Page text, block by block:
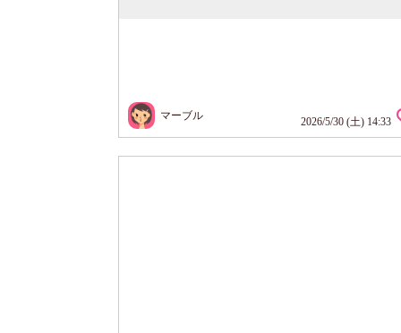
マーブル 2026/5/30 (土) 14:33